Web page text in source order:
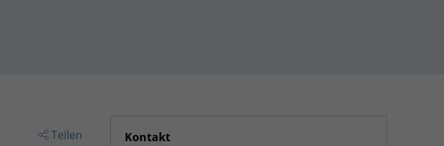
Teilen Kontakt